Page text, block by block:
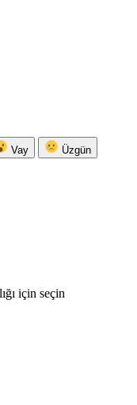
Vay Üzgün
için seçin